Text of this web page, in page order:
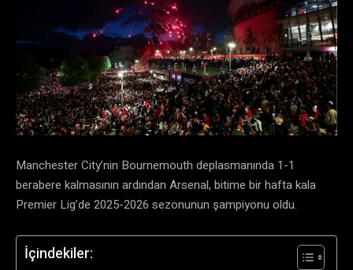
Manchester City’nin Bournemouth deplasmanında 1-1
berabere kalmasının ardından Arsenal, bitime bir hafta kala
Premier Lig’de 2025-2026 sezonunun şampiyonu oldu.
İçindekiler: